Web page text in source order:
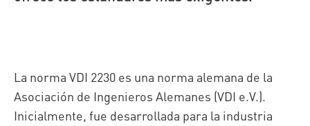
La norma VDI 2230 es una norma alemana de la
Asociación de Ingenieros Alemanes (VDI e.V.).
Inicialmente, fue desarrollada para la industria